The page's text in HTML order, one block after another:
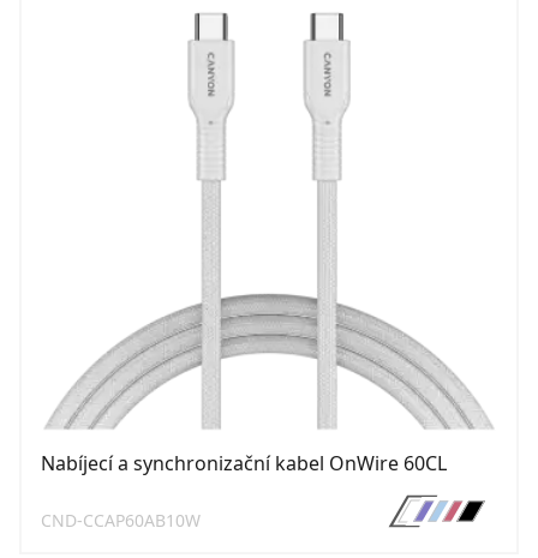
Nabíjecí a synchronizační kabel OnWire 60CL
CND-CCAP60AB10W